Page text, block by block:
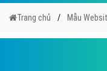
Trang chủ Mẫu